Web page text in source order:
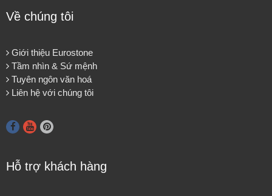
Về chúng tôi
Giới thiệu Eurostone
Tầm nhìn & Sứ mệnh
Tuyên ngôn văn hoá
Liên hệ với chúng tôi
Hỗ trợ khách hàng